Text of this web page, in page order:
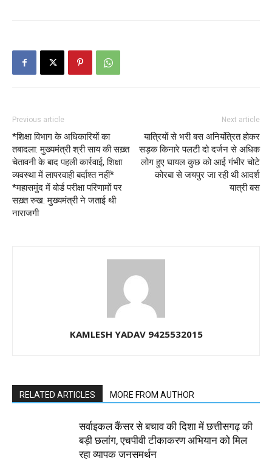
Previous article
*शिक्षा विभाग के अधिकारियों का
तबादला: मुख्यमंत्री श्री साय की सख़्त
चेतावनी के बाद पहली कार्रवाई, शिक्षा
व्यवस्था में लापरवाही बर्दाश्त नहीं*
*महासमुंद में बोर्ड परीक्षा परिणामों पर
सख़्त रुख: मुख्यमंत्री ने जताई थी
नाराजगी
Next article
यात्रियों से भरी बस अनियंत्रित होकर
सड़क किनारे पलटी दो दर्जन से अधिक
लोग हुए घायल कुछ को आई गंभीर चोटे
कोरबा से जयपुर जा रही थी आदर्श
यात्री बस
KAMLESH YADAV 9425532015
RELATED ARTICLES MORE FROM AUTHOR
सर्वाइकल कैंसर से बचाव की दिशा में छत्तीसगढ़ की
बड़ी छलांग, एचपीवी टीकाकरण अभियान को मिल
रहा व्यापक जनसमर्थन